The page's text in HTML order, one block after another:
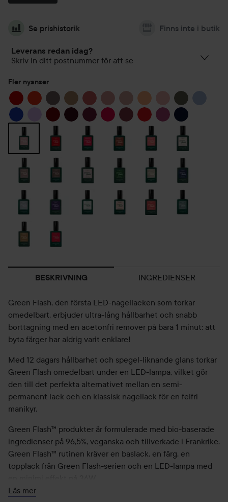
Se prishistorik Finns inte i butik
Leverans redan idag?
Skriv in ditt postnummer för att se
Fler nyanser
BESKRIVNING INGREDIENSER
Green Flash, den första LED-nagellacken som torkar
omedelbart, erbjuder ultra-lång hållbarhet och snabb
borttagning med en acetonfri remover på bara 1 minut: att
byta färger har aldrig varit enklare!
Med 12 dagars hållbarhet och spegel-liknande glans torkar
Green Flash omedelbart under en LED-lampa, vilket gör
den till det perfekta alternativet mellan en semi-
permanent lack och en klassisk nagellack för en felfri
manikyr.
Green Flash™ produkter är formulerade med bio-baserade
ingredienser på 96,5%, veganska och tillverkade i Frankrike.
Green Flash™ rutinen kräver en baslack, en färg, en
topplack från Green Flash-serien och en LED-lampa med
Efter rutinen:
Läs mer